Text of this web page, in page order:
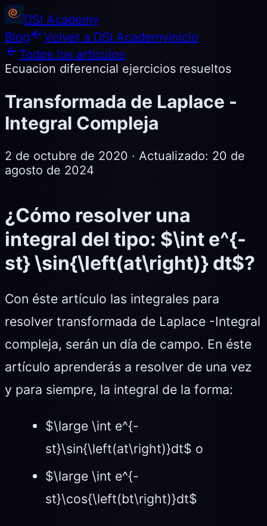
DSI Academy
Blog
Volver a DSI AcademyInicio
Todos los artículos
Ecuacion diferencial ejercicios resueltos
Transformada de Laplace -
Integral Compleja
2 de octubre de 2020 · Actualizado: 20 de
agosto de 2024
¿Cómo resolver una
integral del tipo: $\int e^{-
st} \sin{\left(at\right)} dt$?
Con éste artículo las integrales para
resolver transformada de Laplace -Integral
compleja, serán un día de campo. En éste
artículo aprenderás a resolver de una vez
y para siempre, la integral de la forma:
$\large \int e^{-
st}\sin{\left(at\right)}dt$ o
$\large \int e^{-
st}\cos{\left(bt\right)}dt$